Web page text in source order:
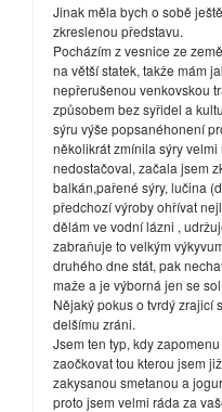
Jinak měla bych o sobě
zkreslenou představu.
Pocházím z vesnice ze
na větší statek, takže mám
nepřerušenou venkovskou
způsobem bez syřidel a
sýru výše popsanéhonení
několikrát zmínila sýry
nedostačoval, začala jsem
balkán,pařené sýry, lučina
předchozí výroby ohřívat
dělám ve vodní lázni ,
zabraňuje to velkým
druhého dne stát, pak
maže a je výborná jen se
Nějaký pokus o tvrdý zrajicí
delšímu zráni.
Jsem ten typ, kdy
zaočkovat tou kterou jsem
zakysanou smetanou a
proto jsem velmi ráda za